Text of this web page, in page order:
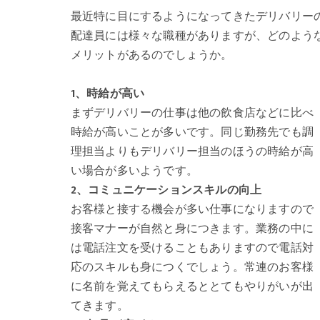
最近特に目にするようになってきたデリバリー
配達員には様々な職種がありますが、どのよう
メリットがあるのでしょうか。
1、時給が高い
まずデリバリーの仕事は他の飲食店などに比べ
時給が高いことが多いです。同じ勤務先でも調
理担当よりもデリバリー担当のほうの時給が高
い場合が多いようです。
2、コミュニケーションスキルの向上
お客様と接する機会が多い仕事になりますので
接客マナーが自然と身につきます。業務の中に
は電話注文を受けることもありますので電話対
応のスキルも身につくでしょう。常連のお客様
に名前を覚えてもらえるととてもやりがいが出
てきます。